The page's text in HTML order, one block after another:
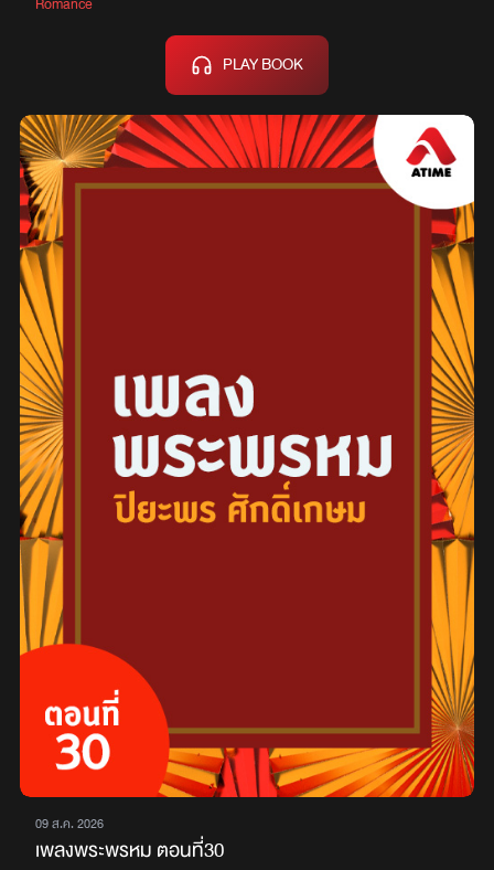
Romance
PLAY BOOK
09 ส.ค. 2026
เพลงพระพรหม ตอนที่30